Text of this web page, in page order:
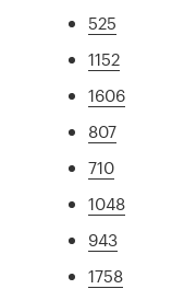
525
1152
1606
807
710
1048
943
1758